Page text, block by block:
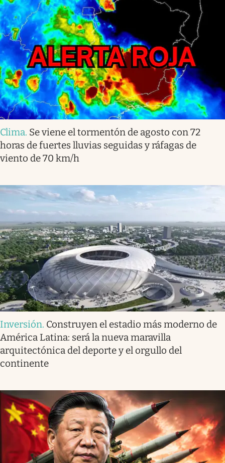
Clima. Se viene el tormentón de agosto con 72
horas de fuertes lluvias seguidas y ráfagas de
viento de 70 km/h
Inversión. Construyen el estadio más moderno de
América Latina: será la nueva maravilla
arquitectónica del deporte y el orgullo del
continente